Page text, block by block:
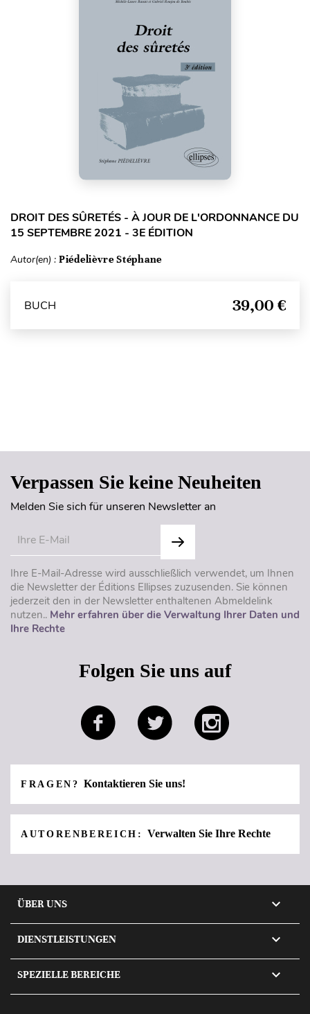
DROIT DES SÛRETÉS - À JOUR DE L'ORDONNANCE DU
15 SEPTEMBRE 2021 - 3E ÉDITION
Autor(en) : Piédelièvre Stéphane
BUCH 39,00 €
Verpassen Sie keine Neuheiten
Melden Sie sich für unseren Newsletter an
Ihre E-Mail-Adresse wird ausschließlich verwendet, um Ihnen
die Newsletter der Éditions Ellipses zuzusenden. Sie können
jederzeit den in der Newsletter enthaltenen Abmeldelink
nutzen.. Mehr erfahren über die Verwaltung Ihrer Daten und
Ihre Rechte
Folgen Sie uns auf
FRAGEN?Kontaktieren Sie uns!
AUTORENBEREICH: Verwalten Sie Ihre Rechte
ÜBER UNS 
DIENSTLEISTUNGEN 
SPEZIELLE BEREICHE 